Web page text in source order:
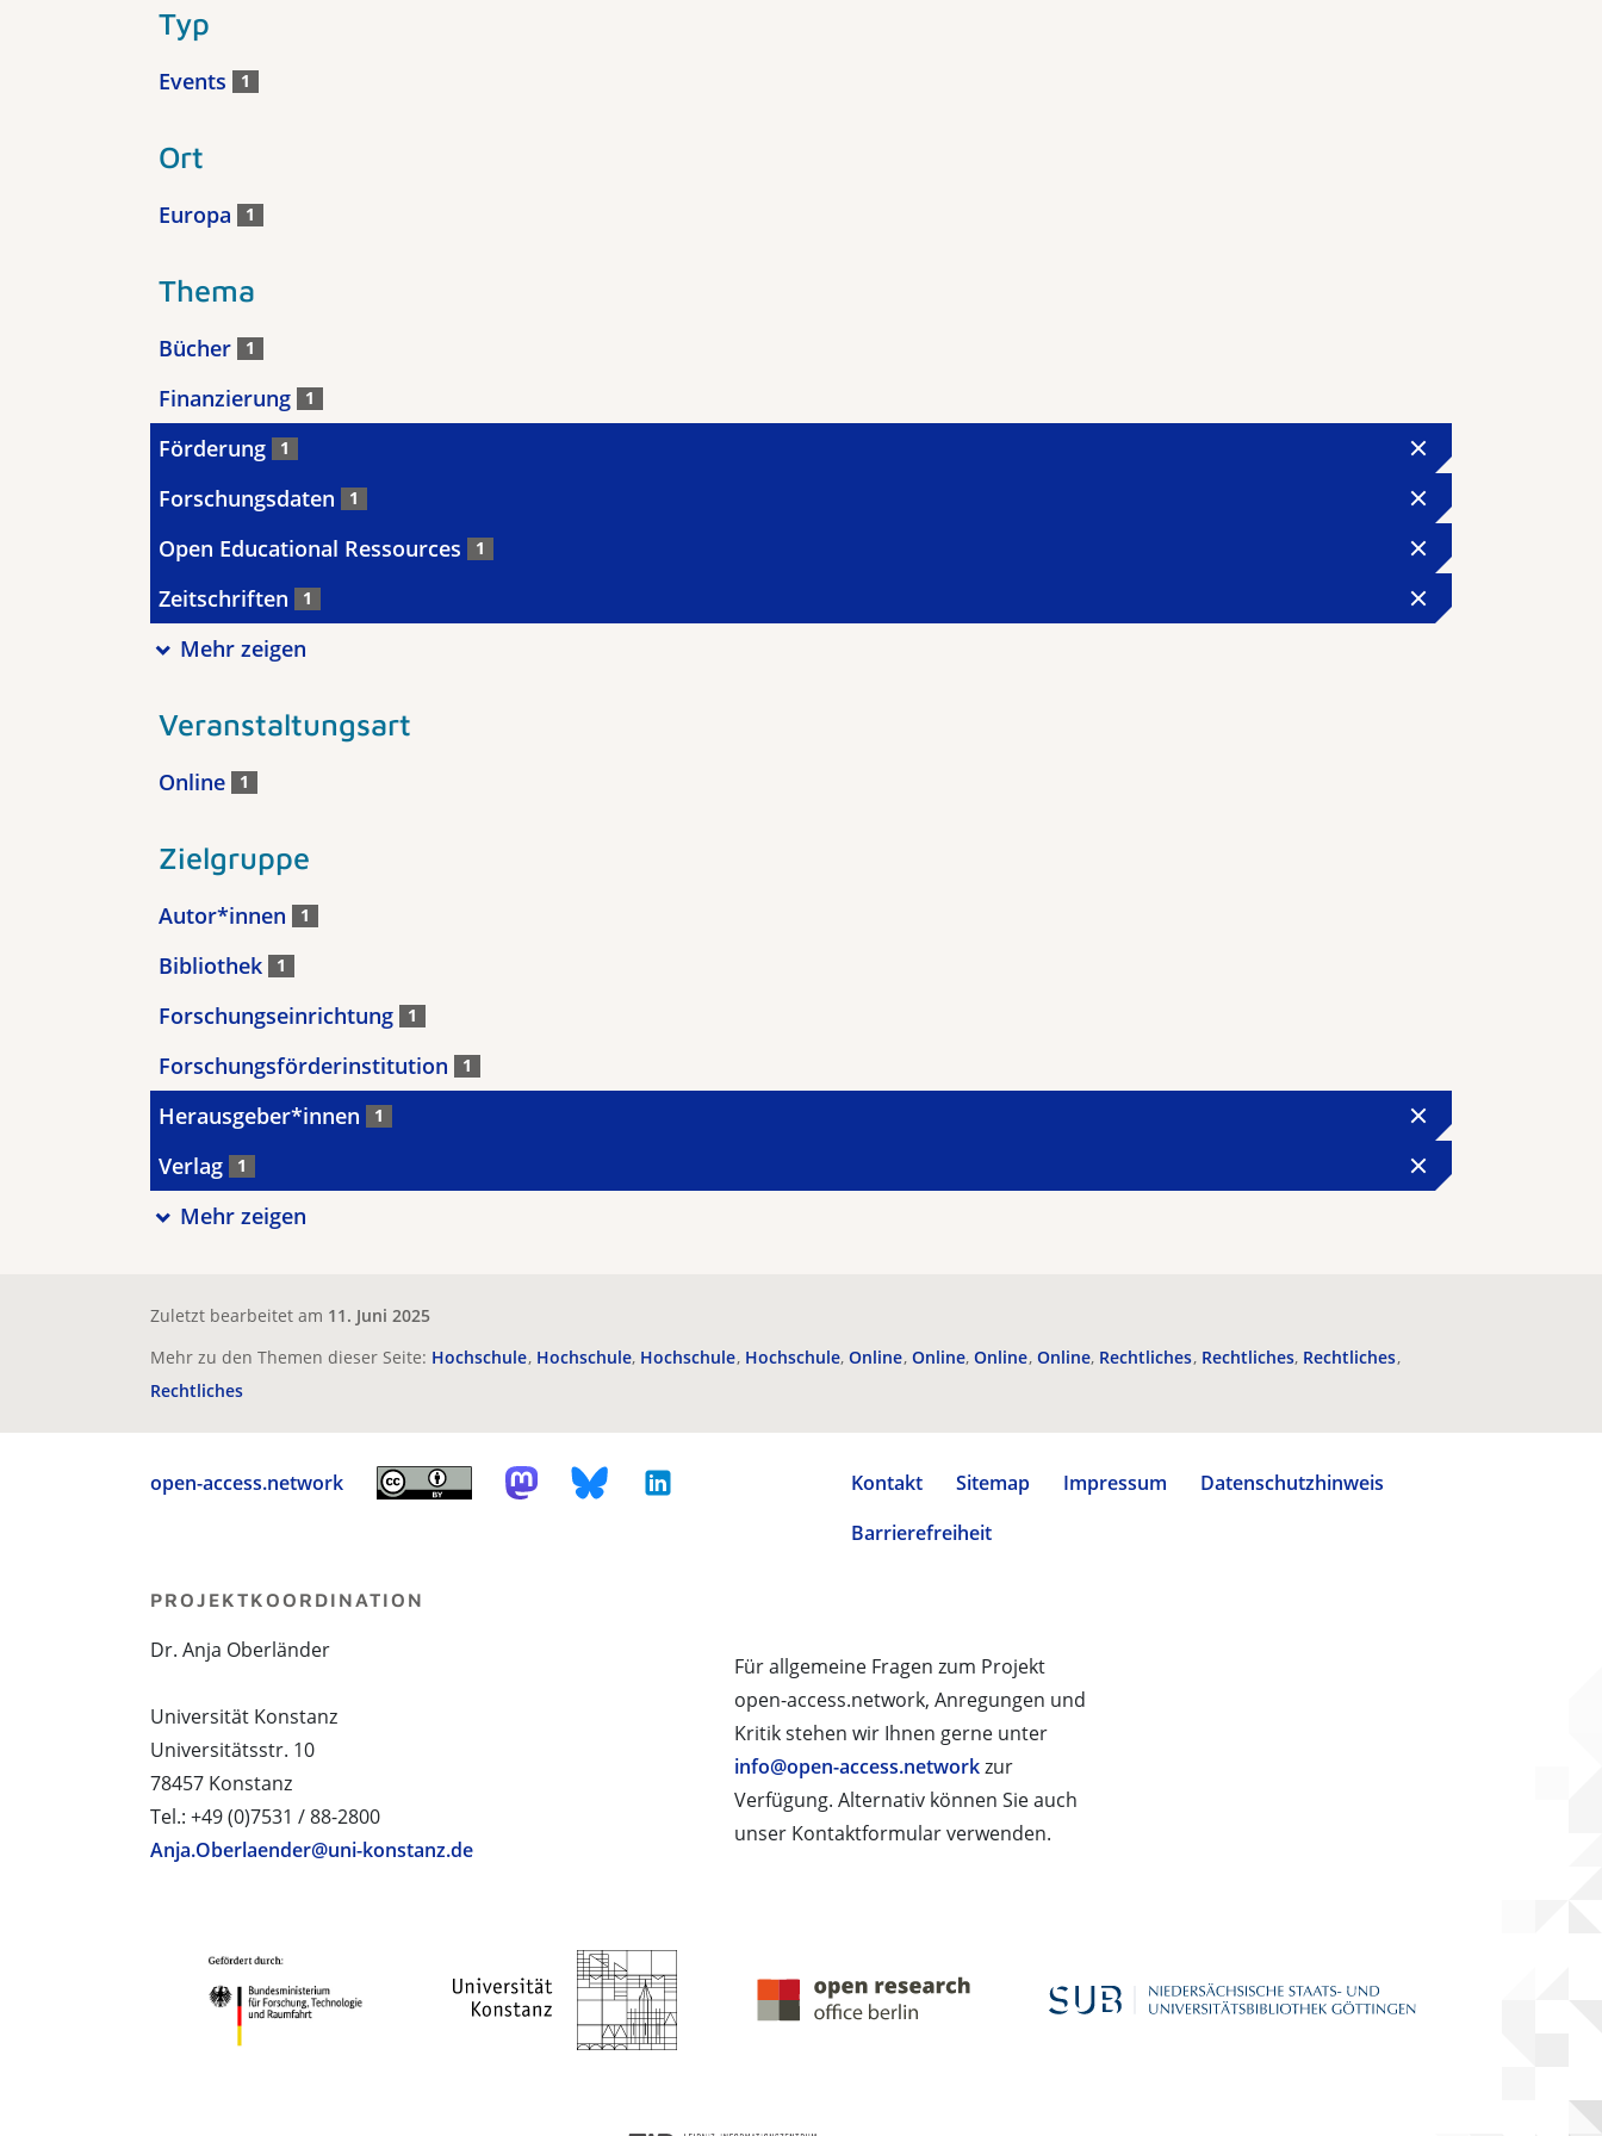
Typ
Events 1
Ort
Europa 1
Thema
Bücher 1
Finanzierung 1
Förderung 1
Forschungsdaten 1
Open Educational Ressources 1
Zeitschriften 1
Mehr zeigen
Veranstaltungsart
Online 1
Zielgruppe
Autor*innen 1
Bibliothek 1
Forschungseinrichtung 1
Forschungsförderinstitution 1
Herausgeber*innen 1
Verlag 1
Mehr zeigen
Zuletzt bearbeitet am 11. Juni 2025
Mehr zu den Themen dieser Seite: Hochschule Hochschule Hochschule Hochschule Online Online Online Online Rechtliches Rechtliches Rechtliches
Rechtliches
open-access.network Kontakt Sitemap Impressum
Datenschutzhinweis
Barrierefreiheit
Für allgemeine Fragen zum Projekt
open-access.network, Anregungen und
Kritik stehen wir Ihnen gerne unter
info@open-access.networkzur
Verfügung. Alternativ können Sie auch
unser Kontaktformular verwenden.
PROJEKTKOORDINATION
Dr. Anja Oberländer
Universität Konstanz
Universitätsstr. 10
78457 Konstanz
Tel.: +49 (0)7531 / 88-2800
Anja.Oberlaender@uni-konstanz.de